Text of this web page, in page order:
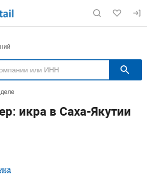
по сайту fishretail.ru
компаниям
икра в Саха-Якутии